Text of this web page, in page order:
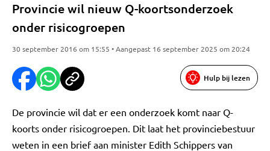
Provincie wil nieuw Q-koortsonderzoek
onder risicogroepen
30 september 2016 om 15:55 • Aangepast 16 september 2025 om 20:24
Hulp bij lezen
De provincie wil dat er een onderzoek komt naar Q-
koorts onder risicogroepen. Dit laat het provinciebestuur
weten in een brief aan minister Edith Schippers van